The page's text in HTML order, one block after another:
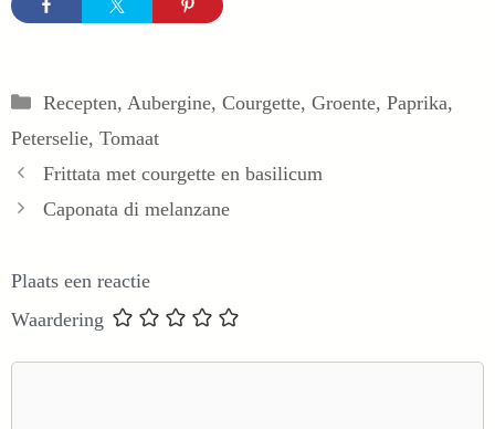
Categorieën
Recepten, Aubergine, Courgette, Groente, Paprika,
Peterselie, Tomaat
Frittata met courgette en basilicum
Caponata di melanzane
Plaats een reactie
Waardering